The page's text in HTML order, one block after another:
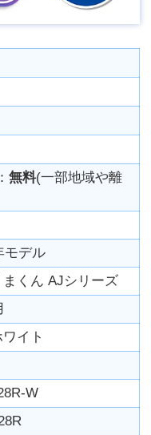
無料(一部地域や離
モデル
くん AJシリーズ
イト
W